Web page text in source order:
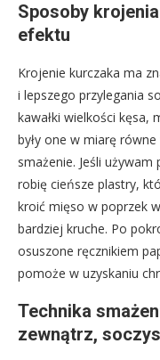
Sposoby
efektu
Krojenie kurczaka ma
i lepszego przylegania
kawałki wielkości kęsa,
były one w miarę
smażenie. Jeśli
robię cieńsze plastry,
kroić mięso w poprzek
bardziej kruche. Po
osuszone ręcznikiem
pomoże w uzyskaniu
Technika
zewnątrz,